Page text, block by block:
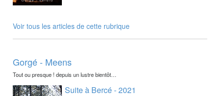
Voir tous les articles de cette rubrique
Gorgé - Meens
Tout ou presque ! depuis un lustre bientôt…
Suite à Bercé - 2021